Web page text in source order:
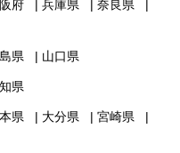
府 兵庫県
奈良県
県 山口県
県
県 大分県
宮崎県